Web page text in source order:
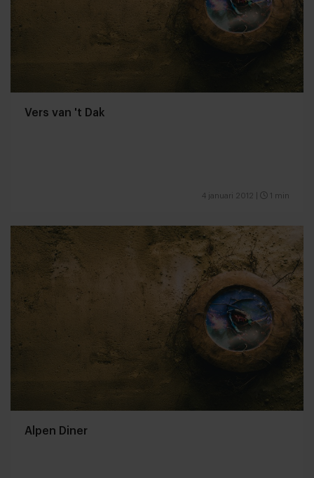
Vers van 't Dak
4 januari 2012 1 min
Alpen Diner